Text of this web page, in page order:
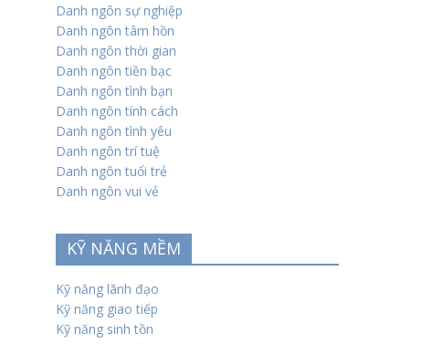
Danh ngôn sự nghiệp
Danh ngôn tâm hồn
Danh ngôn thời gian
Danh ngôn tiền bạc
Danh ngôn tình bạn
Danh ngôn tính cách
Danh ngôn tình yêu
Danh ngôn trí tuệ
Danh ngôn tuổi trẻ
Danh ngôn vui vẻ
KỸ NĂNG MỀM
Kỹ năng lãnh đạo
Kỹ năng giao tiếp
Kỹ năng sinh tồn